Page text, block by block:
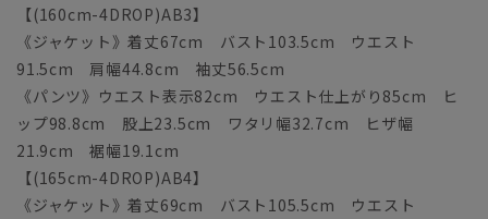
【(160cm-4DROP)AB3】
《ジャケット》着丈67cm バスト103.5cm ウエスト
91.5cm 肩幅44.8cm 袖丈56.5cm
《パンツ》ウエスト表示82cm ウエスト仕上がり85cm ヒ
ップ98.8cm 股上23.5cm ワタリ幅32.7cm ヒザ幅
21.9cm 裾幅19.1cm
【(165cm-4DROP)AB4】
《ジャケット》着丈69cm バスト105.5cm ウエスト